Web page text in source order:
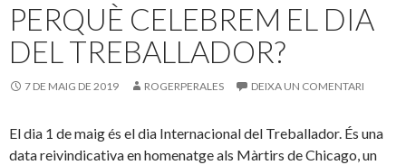
PERQUÈ CELEBREM EL DIA
DEL TREBALLADOR?
7 DE MAIG DE 2019 ROGERPERALES DEIXA UN COMENTARI
El dia 1 de maig és el dia Internacional del Treballador. És una
data reivindicativa en homenatge als Màrtirs de Chicago, un